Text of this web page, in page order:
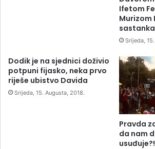
Ifetom
Murizom
sastanka
Srijeda,
Dodik je na sjednici doživio
potpuni fijasko, neka prvo
riješe ubistvo Davida
Srijeda, 15. Augusta, 2018.
Pravda
da nam